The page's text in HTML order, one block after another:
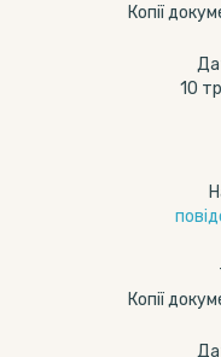
Копії
10
Копії